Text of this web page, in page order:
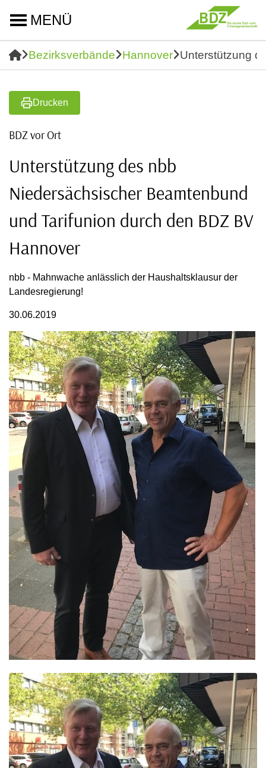
MENÜ
Bezirksverbände Hannover Unterstützung
Drucken
BDZ vor Ort
Unterstützung des nbb
Niedersächsischer Beamtenbund
und Tarifunion durch den BDZ BV
Hannover
nbb - Mahnwache anlässlich der Haushaltsklausur der
Landesregierung!
30.06.2019